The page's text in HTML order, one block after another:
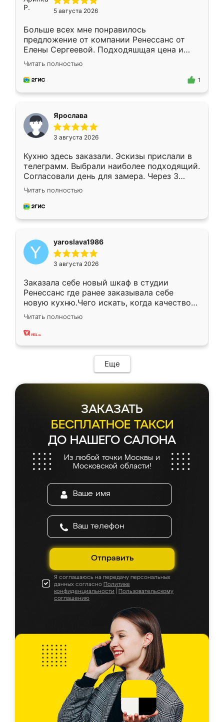
5 августа 2026
Больше всех мне понравилось
предложение от компании Ренессанс от
Елены Сергеевой. Подходяшщая цена и
короткие сроки изготовления. Приехавший
для замера сотрудник Владислав
предложил по моему эскизу самый
Читать полностью
1
Ярослава
3 августа 2026
Кухню здесь заказали. Эскизы прислали в
телеграмм. Выбрали наиболее подходящий.
Согласовали день для замера. Через 3
недели кухня была уже готова. Остались
довольны работой. Спасибо Ренессанс
мебель за качественную работу!
Читать полностью
yaroslava1986
3 августа 2026
Заказала себе новый шкаф в студии
Ренессанс где ранее заказывала себе
новую кухню.Чего искать, когда качеством
вполне довольна. Служит кухня уже почти
два года, нареканий нет.
Читать полностью
Еще
ЗАКАЗАТЬ
БЕСПЛАТНОЕ ТАКСИ
ДО НАШЕГО САЛОНА
Из любой точки Москвы и
Московской области!
Отправить
Я соглашаюсь на передачу персональных
данных согласно Политике
конфиденциальности
Пользовательскому
соглашению